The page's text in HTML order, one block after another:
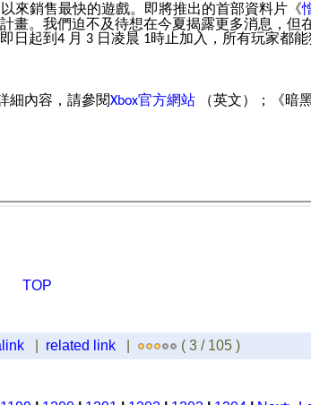
來銷售最快的遊戲。即將推出的首部資料片《
畫。我們迫不及待想在今夏揭露更多消息，但
日起到 4 月 3 日凌晨 1時止加入，所有玩家都
細內容，請參閱Xbox官方網站 （英文）；《暗
TOP
related link ( 3 / 105 )